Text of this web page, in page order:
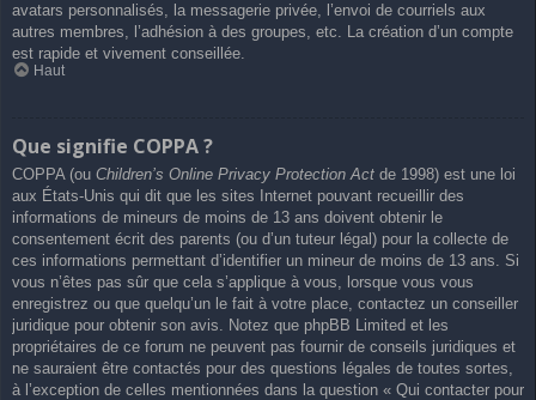
avatars personnalisés, la messagerie privée, l’envoi de courriels aux
autres membres, l’adhésion à des groupes, etc. La création d’un compte
est rapide et vivement conseillée.
Haut
Que signifie COPPA ?
COPPA (ou Children’s Online Privacy Protection Act de 1998) est une loi
aux États-Unis qui dit que les sites Internet pouvant recueillir des
informations de mineurs de moins de 13 ans doivent obtenir le
consentement écrit des parents (ou d’un tuteur légal) pour la collecte de
ces informations permettant d’identifier un mineur de moins de 13 ans. Si
vous n’êtes pas sûr que cela s’applique à vous, lorsque vous vous
enregistrez ou que quelqu’un le fait à votre place, contactez un conseiller
juridique pour obtenir son avis. Notez que phpBB Limited et les
propriétaires de ce forum ne peuvent pas fournir de conseils juridiques et
ne sauraient être contactés pour des questions légales de toutes sortes,
à l’exception de celles mentionnées dans la question « Qui contacter pour